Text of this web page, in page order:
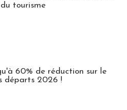
tourisme
60% de réduction sur le
départs 2026 !